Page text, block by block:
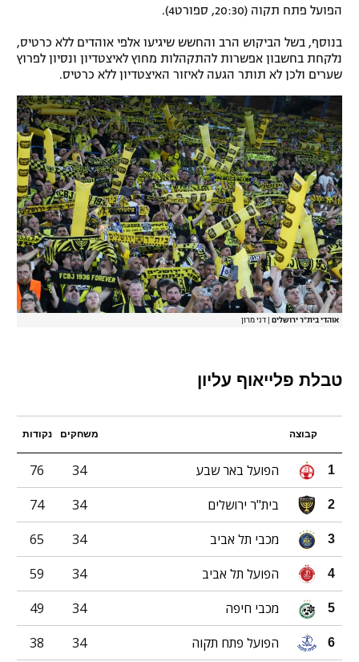
מדיניות פרטיות
תקנון פעילות ספורט 1
רשיון להקרנה פומבית לבית עסק
הצטרפות לחבילת הערוצים
לוח דרושים – ג'ובנט
תגיות
המגזין
ספורט אתגרי ואקסטרים
אומנויות לחימה
גיימינג E-Sports
הפועל פתח תקוה (20:30, ספורט4).
בנוסף, בשל הביקוש הרב והחשש שיגיעו אלפי אוהדים ללא כרטיס,
נלקחת בחשבון אפשרות להתקהלות מחוץ לאיצטדיון ונסיון לפרוץ
שערים ולכן לא תותר הגעה לאיזור האיצטדיון ללא כרטיס.
אוהדי בית"ר ירושלים דני מרון
טבלת פלייאוף עליון
קבוצה משחקים נקודות
1 הפועל באר שבע 34
76
2 בית"ר ירושלים 34
74
3 מכבי תל אביב 34
65
4 הפועל תל אביב 34
59
5 מכבי חיפה 34
49
6 הפועל פתח תקוה 34
38